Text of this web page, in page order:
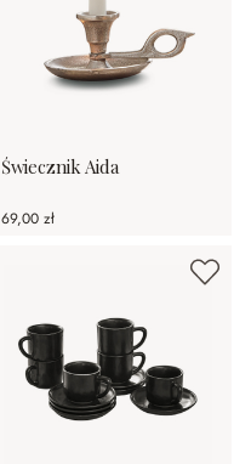
Świecznik Aida
69,00 zł